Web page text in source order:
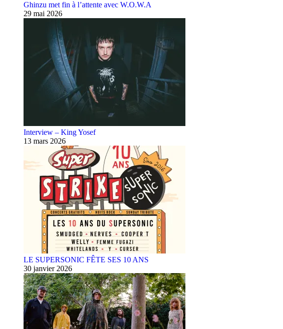
Ghinzu met fin à l’attente avec W.O.W.A
29 mai 2026
Interview – King Yosef
13 mars 2026
LE SUPERSONIC FÊTE SES 10 ANS
30 janvier 2026